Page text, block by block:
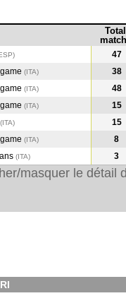
Total
47
(ITA)
38
(ITA)
48
(ITA)
15
(ITA)
15
(ITA)
8
(ITA) 3
masquer le détail